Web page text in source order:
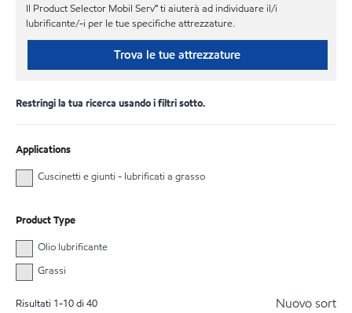
Il Product Selector Mobil Serv℠ ti aiuterà ad individuare il/i
lubrificante/-i per le tue specifiche attrezzature.
Trova le tue attrezzature
Restringi la tua ricerca usando i filtri sotto.
Applications
Cuscinetti e giunti - lubrificati a grasso
Product Type
Olio lubrificante
Grassi
Risultati 1-10di 40 Nuovo sort